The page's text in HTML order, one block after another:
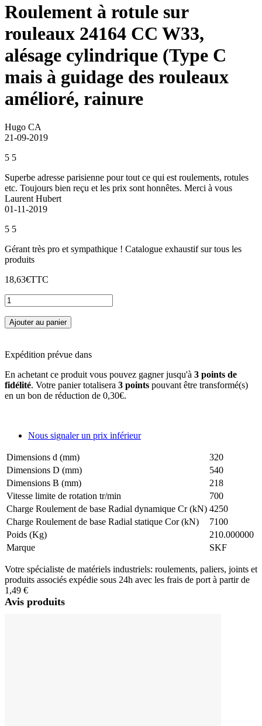
Roulement à rotule sur
rouleaux 24164 CC W33,
alésage cylindrique (Type C
mais à guidage des rouleaux
amélioré, rainure
Hugo CA
21-09-2019
5 5
Superbe adresse parisienne pour tout ce qui est roulements, rotules
etc. Toujours bien reçu et les prix sont honnêtes. Merci à vous
Laurent Hubert
01-11-2019
5 5
Gérant très pro et sympathique ! Catalogue exhaustif sur tous les
produits
18,63€TTC
Ajouter au panier
Expédition prévue dans
En achetant ce produit vous pouvez gagner jusqu'à 3 points de
fidélité. Votre panier totalisera 3 points pouvant être transformé(s)
en un bon de réduction de 0,30€.
Nous signaler un prix inférieur
Dimensions d (mm)
320
Dimensions D (mm)
540
Dimensions B (mm)
218
Vitesse limite de rotation tr/min
700
Charge Roulement de base Radial dynamique Cr (kN) 4250
Charge Roulement de base Radial statique Cor (kN)
7100
Poids (Kg)
210.000000
Marque
SKF
Votre spécialiste de matériels industriels: roulements, paliers, joints et
produits associés expédie sous 24h avec les frais de port à partir de
1,49 €
Avis produits